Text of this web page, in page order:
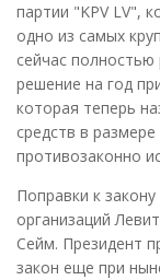
партии "KPV LV",
одно из самых
сейчас
решение на год
которая теперь
средств в
противозаконно
Поправки к
организаций
Сейм. Президент
закон еще при